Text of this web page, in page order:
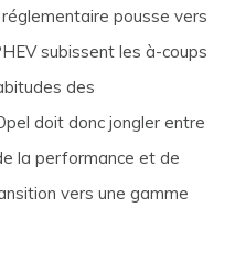
pousse vers
subissent les à-coups
des
doit donc jongler entre
la performance et de
vers une gamme